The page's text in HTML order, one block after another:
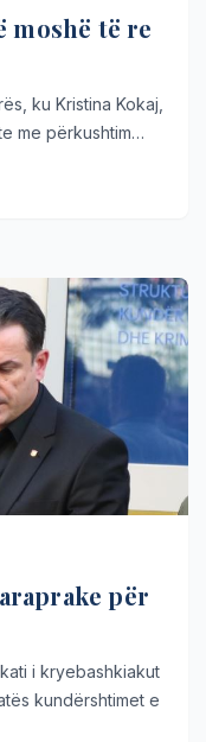
moshë të re
ku Kristina Kokaj,
me përkushtim…
për
i kryebashkiakut
kundërshtimet e